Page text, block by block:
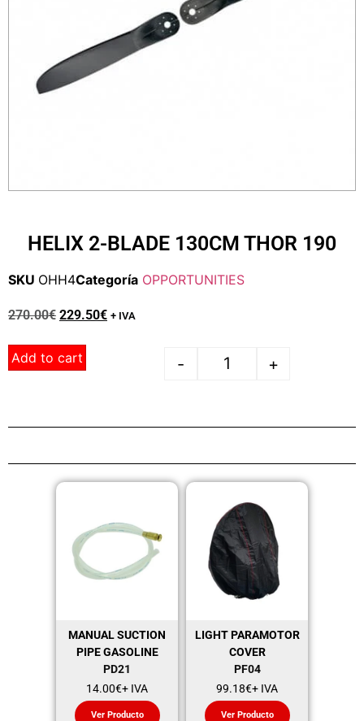
HELIX 2-BLADE 130CM THOR 190
SKU OHH4Categoría OPPORTUNITIES
270.00€ 229.50€ + IVA
- +
Add to cart
MANUAL SUCTION
PIPE GASOLINE
PD21
14.00€+ IVA
Ver Producto
LIGHT PARAMOTOR
COVER
PF04
99.18€+ IVA
Ver Producto